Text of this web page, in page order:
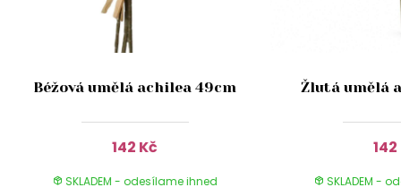
Béžová umělá achilea 49cm
142 Kč
SKLADEM - odesílame ihned
Žlutá umělá
SKLADEM -